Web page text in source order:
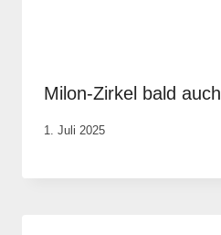
Milon-Zirkel bald
Von
Tengler
1. Juli 2025